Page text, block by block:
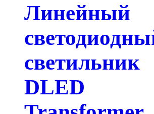
Линейный
светильник
DLED